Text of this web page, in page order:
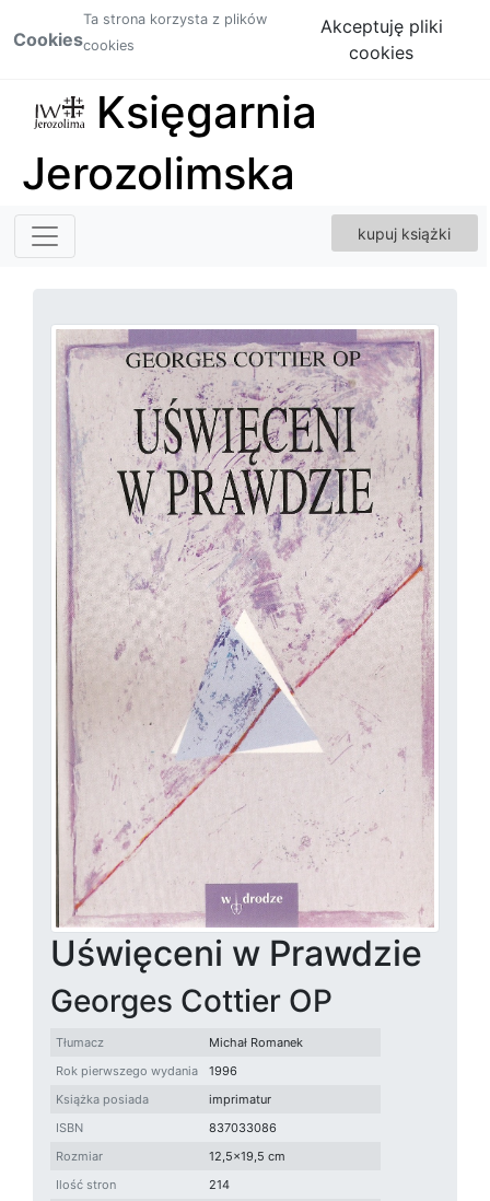
Cookies
Ta strona korzysta z plików
cookies
Akceptuję pliki
cookies
Księgarnia
Jerozolimska
kupuj książki
Uświęceni w Prawdzie
Georges Cottier OP
Tłumacz
Michał Romanek
Rok pierwszego wydania
1996
Książka posiada
imprimatur
ISBN
837033086
Rozmiar
12,5x19,5 cm
Ilość stron
214